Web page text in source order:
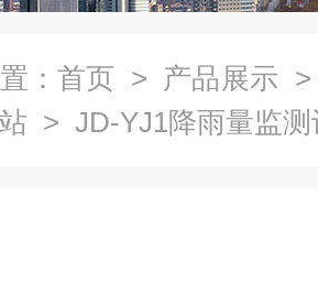
： 首页 > 产品展示
> JD-YJ1降雨量监测